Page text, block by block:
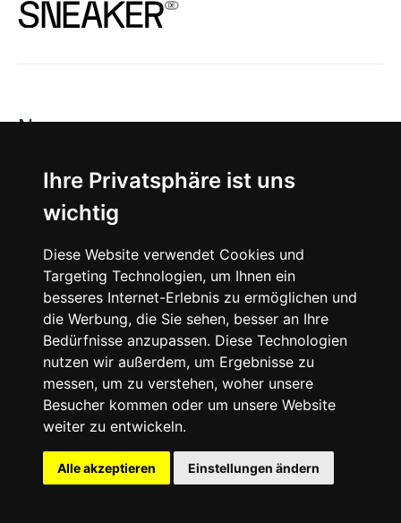
Ihre Privatsphäre ist uns
wichtig
Diese Website verwendet Cookies und
Targeting Technologien, um Ihnen ein
besseres Internet-Erlebnis zu ermöglichen und
die Werbung, die Sie sehen, besser an Ihre
Bedürfnisse anzupassen. Diese Technologien
nutzen wir außerdem, um Ergebnisse zu
messen, um zu verstehen, woher unsere
Besucher kommen oder um unsere Website
weiter zu entwickeln.
Alle akzeptieren Einstellungen ändern
News
About
Instagram
Facebook
© 2024 SNEAKERᴰᴱ, All rights reserved.
Impressum Datenschutz
Cookie-Einstellungen